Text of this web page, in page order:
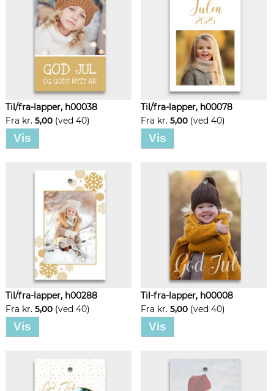
Til/fra-lapper, h00038
Fra kr. 5,00 (ved 40)
Vis
Til/fra-lapper, h00078
Fra kr. 5,00 (ved 40)
Vis
Til/fra-lapper, h00288
Fra kr. 5,00 (ved 40)
Vis
Til-fra-lapper, h00008
Fra kr. 5,00 (ved 40)
Vis